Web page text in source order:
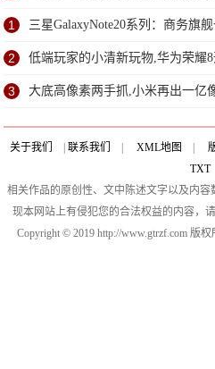
了？
1 三星GalaxyNote20系列：商务旗
2 低端玩家的小清新玩物,华为荣耀
3 大底高像素两手抓,小米再出一亿
关于我们 | 联系我们 | XML地图 |
TXT
相关作品的原创性、文中陈述文字以及内
现本网站上有侵犯您的合法权益的内容，
Copyright © 2019 http://www.gtrzf.com 版